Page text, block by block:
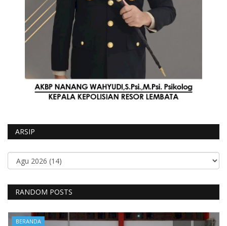
ARSIP
RANDOM POSTS
BERANDA